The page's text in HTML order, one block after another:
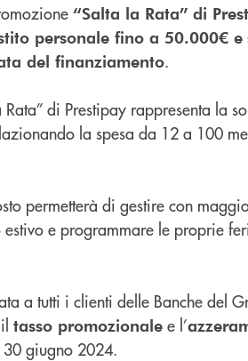
“Salta la Rata” di
personale fino a 50.000€ e
del finanziamento.
Rata” di Prestipay rappresenta la
la spesa da 12 a 100
permetterà di gestire con
e programmare le proprie
a tutti i clienti delle Banche del
tasso promozionale e l’
giugno 2024.